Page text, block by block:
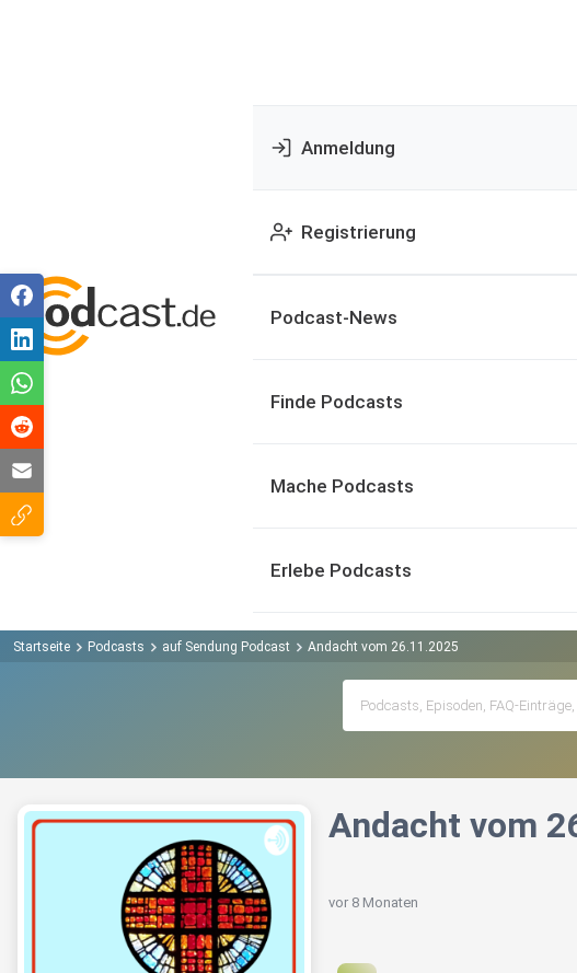
Anmeldung
Registrierung
Podcast-News
Finde Podcasts
Mache Podcasts
Erlebe Podcasts
Startseite Podcasts auf Sendung Podcast Andacht vom 26.11.2025
Andacht vom
vor 8 Monaten